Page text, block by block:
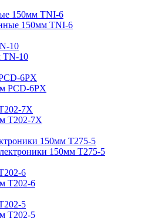
150мм TNI-6
10
6PX
7X
150мм T275-5
6
5